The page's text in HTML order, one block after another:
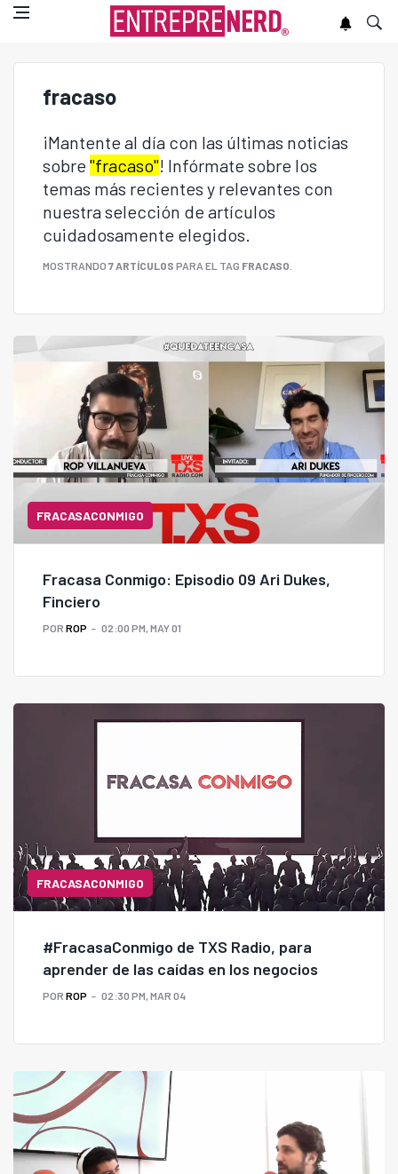
fracaso
¡Mantente al día con las últimas noticias
sobre "fracaso"! Infórmate sobre los
temas más recientes y relevantes con
nuestra selección de artículos
cuidadosamente elegidos.
MOSTRANDO 7 ARTÍCULOS PARA EL TAG FRACASO
FRACASACONMIGO
Fracasa Conmigo: Episodio 09 Ari Dukes,
Finciero
POR ROP 02:00 PM, MAY 01
FRACASACONMIGO
#FracasaConmigo de TXS Radio, para
aprender de las caídas en los negocios
POR ROP 02:30 PM, MAR 04